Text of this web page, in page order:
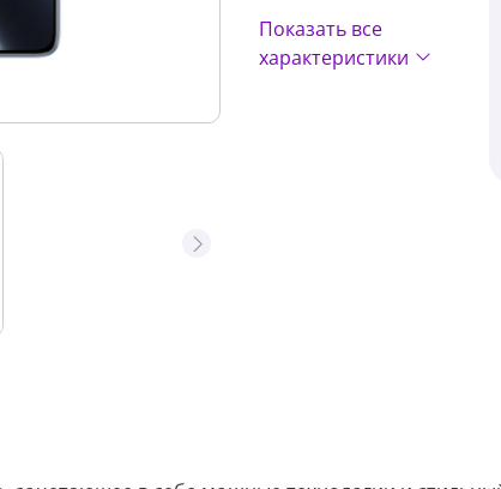
Показать все
характеристики